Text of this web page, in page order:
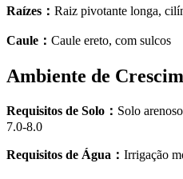
Raízes ： Raiz pivotante longa,
Caule ： Caule ereto, com sulcos
Ambiente de
Requisitos de Solo ： Solo
7.0-8.0
Requisitos de Água ： Irrigação